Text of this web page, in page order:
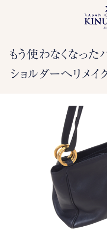
もう使わなくなった
ショルダーへリメイ